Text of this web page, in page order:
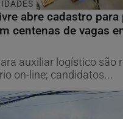
abre cadastro para
centenas de vagas
auxiliar logístico são
on-line; candidatos...